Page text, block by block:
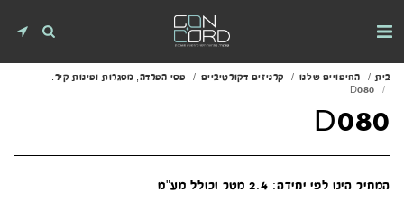
בית החיפויים שלנו קרניזים דקורטיביים
פסי הפרדה, מסגרות ופינות קיר.
D080
D080
המחיר הינו לפי יחידה: 2.4 מטר וכולל מע"מ